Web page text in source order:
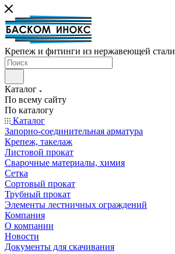
Крепеж и фитинги из нержавеющей стали
Каталог
По всему сайту
По каталогу
Каталог
Запорно-соединительная арматура
Крепеж, такелаж
Листовой прокат
Сварочные материалы, химия
Сетка
Сортовый прокат
Трубный прокат
Элементы лестничных ограждений
Компания
О компании
Новости
Документы для скачивания